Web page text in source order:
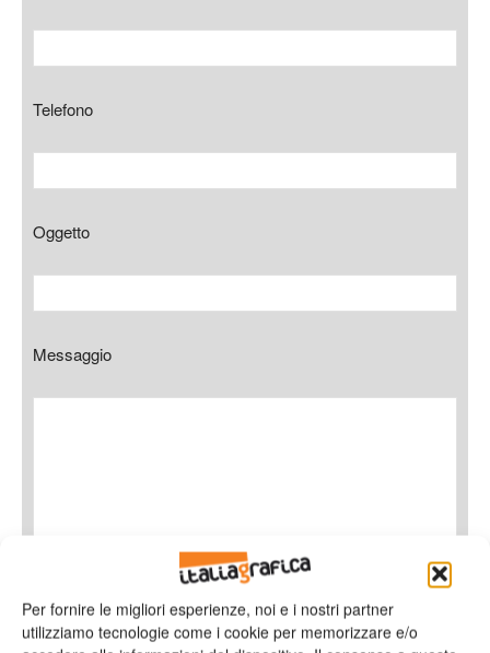
Per fornire le migliori esperienze, noi e i nostri partner
utilizziamo tecnologie come i cookie per memorizzare e/o
Telefono
Oggetto
Messaggio
Ho letto e accettol'informativa sulla privacy*